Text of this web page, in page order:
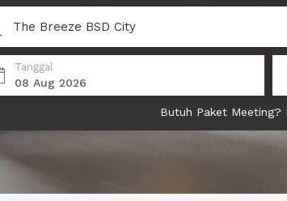
Tanggal
08 Aug 2026
Butuh Paket Meeting?